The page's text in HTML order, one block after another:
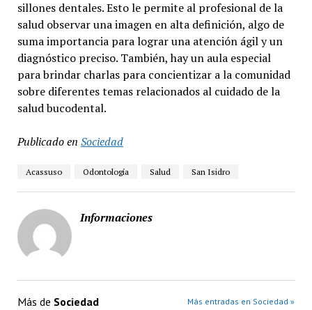
sillones dentales. Esto le permite al profesional de la
salud observar una imagen en alta definición, algo de
suma importancia para lograr una atención ágil y un
diagnóstico preciso. También, hay un aula especial
para brindar charlas para concientizar a la comunidad
sobre diferentes temas relacionados al cuidado de la
salud bucodental.
Publicado en Sociedad
Acassuso Odontología Salud San Isidro
Informaciones
Más de Sociedad Más entradas en Sociedad »